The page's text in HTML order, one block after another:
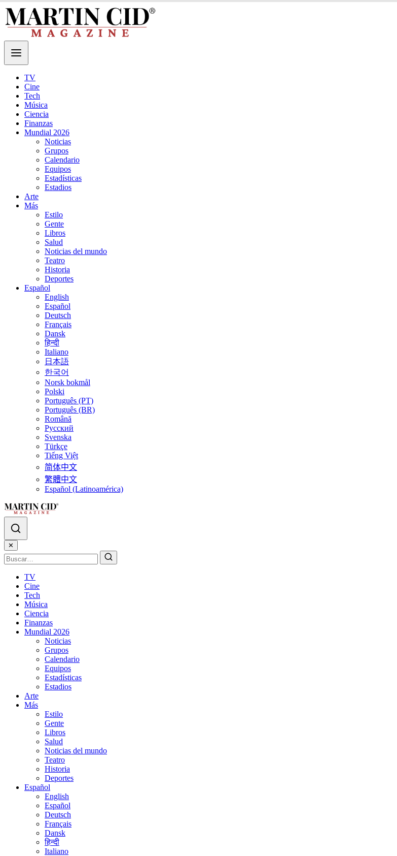
TV
Cine
Tech
Música
Ciencia
Finanzas
Mundial 2026
Noticias
Grupos
Calendario
Equipos
Estadísticas
Estadios
Arte
Más
Estilo
Gente
Libros
Salud
Noticias del mundo
Teatro
Historia
Deportes
Español
English
Español
Deutsch
Français
Dansk
हिन्दी
Italiano
日本語
한국어
Norsk bokmål
Polski
Português (PT)
Português (BR)
Română
Русский
Svenska
Türkçe
Tiếng Việt
简体中文
繁體中文
Español (Latinoamérica)
✕
TV
Cine
Tech
Música
Ciencia
Finanzas
Mundial 2026
Noticias
Grupos
Calendario
Equipos
Estadísticas
Estadios
Arte
Más
Estilo
Gente
Libros
Salud
Noticias del mundo
Teatro
Historia
Deportes
Español
English
Español
Deutsch
Français
Dansk
हिन्दी
Italiano